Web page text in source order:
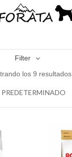
Filter
los 9 resultados
PREDETERMINADO